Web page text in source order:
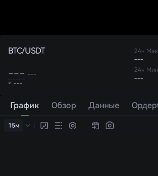
BTC/USDT
--- ---
≈ ---
24ч
---
24ч Мин
---
График Обзор Данные
15м